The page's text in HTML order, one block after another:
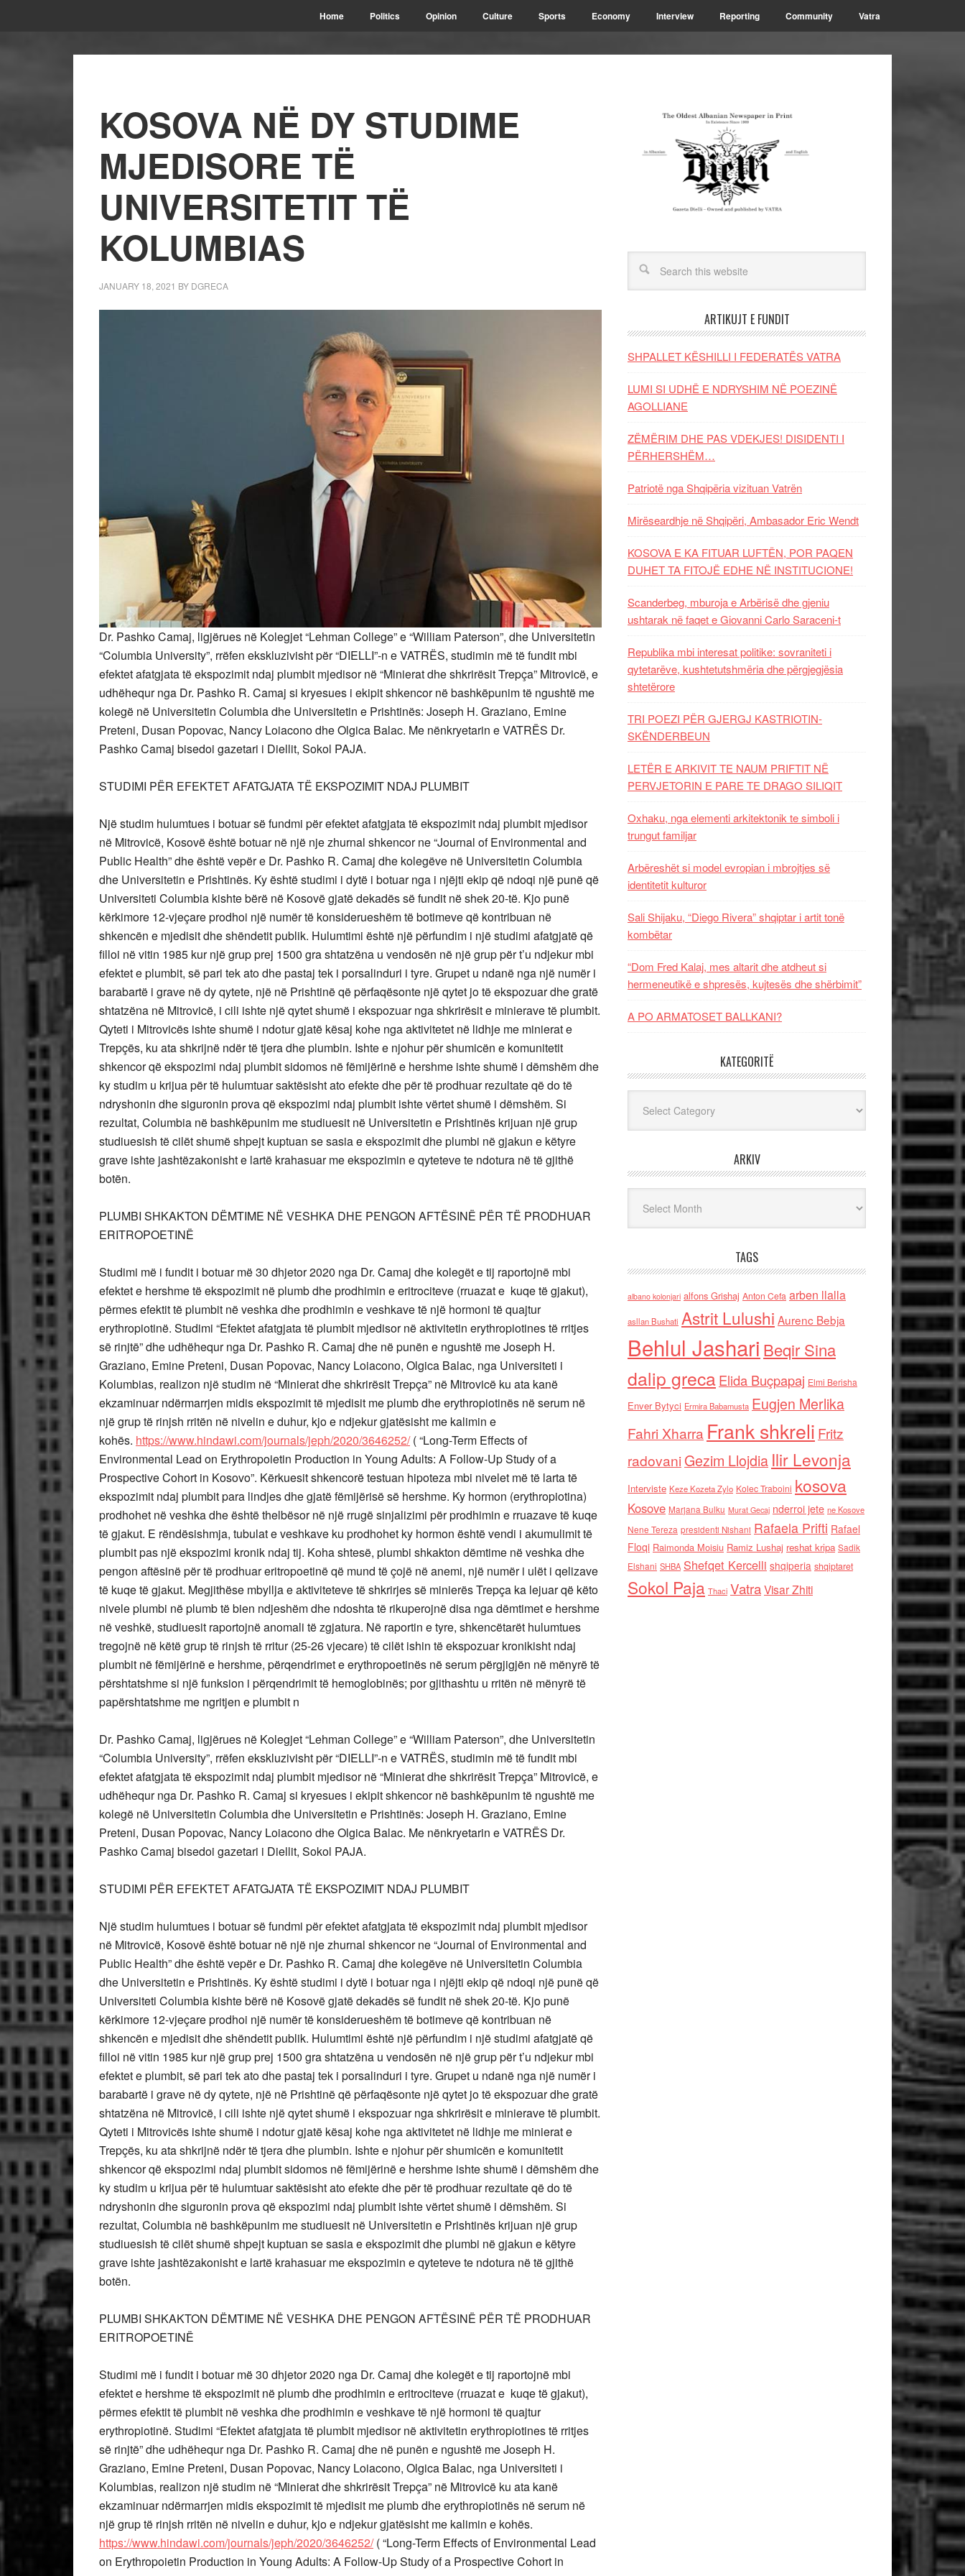
Home Politics Opinion Culture Sports Economy Interview Reporting Community Vatra
KOSOVA NË DY STUDIME
MJEDISORE TË
UNIVERSITETIT TË
KOLUMBIAS
JANUARY 18, 2021 BY DGRECA
Dr. Pashko Camaj, ligjërues në Kolegjet “Lehman College” e “William Paterson”, dhe Universitetin
“Columbia University”, rrëfen ekskluzivisht për “DIELLI”-n e VATRËS, studimin më të fundit mbi
efektet afatgjata të ekspozimit ndaj plumbit mjedisor në “Minierat dhe shkrirësit Trepça” Mitrovicë, e
udhëhequr nga Dr. Pashko R. Camaj si kryesues i ekipit shkencor në bashkëpunim të ngushtë me
kolegë në Universitetin Columbia dhe Universitetin e Prishtinës: Joseph H. Graziano, Emine
Preteni, Dusan Popovac, Nancy Loiacono dhe Olgica Balac. Me nënkryetarin e VATRËS Dr.
Pashko Camaj bisedoi gazetari i Diellit, Sokol PAJA.
STUDIMI PËR EFEKTET AFATGJATA TË EKSPOZIMIT NDAJ PLUMBIT
Një studim hulumtues i botuar së fundmi për efektet afatgjata të ekspozimit ndaj plumbit mjedisor
në Mitrovicë, Kosovë është botuar në një nje zhurnal shkencor ne “Journal of Environmental and
Public Health” dhe është vepër e Dr. Pashko R. Camaj dhe kolegëve në Universitetin Columbia
dhe Universitetin e Prishtinës. Ky është studimi i dytë i botuar nga i njëjti ekip që ndoqi një punë që
Universiteti Columbia kishte bërë në Kosovë gjatë dekadës së fundit në shek 20-të. Kjo punë
kërkimore 12-vjeçare prodhoi një numër të konsiderueshëm të botimeve që kontribuan në
shkencën e mjedisit dhe shëndetit publik. Hulumtimi është një përfundim i një studimi afatgjatë që
filloi në vitin 1985 kur një grup prej 1500 gra shtatzëna u vendosën në një grup për t’u ndjekur mbi
efektet e plumbit, së pari tek ato dhe pastaj tek i porsalinduri i tyre. Grupet u ndanë nga një numër i
barabartë i grave në dy qytete, një në Prishtinë që përfaqësonte një qytet jo të ekspozuar dhe gratë
shtatzëna në Mitrovicë, i cili ishte një qytet shumë i ekspozuar nga shkrirësit e minierave të plumbit.
Qyteti i Mitrovicës ishte shumë i ndotur gjatë kësaj kohe nga aktivitetet në lidhje me minierat e
Trepçës, ku ata shkrijnë ndër të tjera dhe plumbin. Ishte e njohur për shumicën e komunitetit
shkencor që ekspozimi ndaj plumbit sidomos në fëmijërinë e hershme ishte shumë i dëmshëm dhe
ky studim u krijua për të hulumtuar saktësisht ato efekte dhe për të prodhuar rezultate që do të
ndryshonin dhe siguronin prova që ekspozimi ndaj plumbit ishte vërtet shumë i dëmshëm. Si
rezultat, Columbia në bashkëpunim me studiuesit në Universitetin e Prishtinës krijuan një grup
studiuesish të cilët shumë shpejt kuptuan se sasia e ekspozimit dhe plumbi në gjakun e këtyre
grave ishte jashtëzakonisht e lartë krahasuar me ekspozimin e qyteteve te ndotura në të gjithë
botën.
PLUMBI SHKAKTON DËMTIME NË VESHKA DHE PENGON AFTËSINË PËR TË PRODHUAR
ERITROPOETINË
Studimi më i fundit i botuar më 30 dhjetor 2020 nga Dr. Camaj dhe kolegët e tij raportojnë mbi
efektet e hershme të ekspozimit në plumb dhe prodhimin e eritrociteve (rruazat e kuqe të gjakut),
përmes efektit të plumbit në veshka dhe prodhimin e veshkave të një hormoni të quajtur
erythropiotinë. Studimi “Efektet afatgjata të plumbit mjedisor në aktivitetin erythropiotines të rritjes
së rinjtë” dhe udhëhequr nga Dr. Pashko R. Camaj dhe në punën e ngushtë me Joseph H.
Graziano, Emine Preteni, Dusan Popovac, Nancy Loiacono, Olgica Balac, nga Universiteti i
Kolumbias, realizon një studim në “Minierat dhe shkrirësit Trepça” në Mitrovicë ku ata kanë
ekzaminuar ndërmarrjen midis ekspozimit të mjedisit me plumb dhe erythropiotinës në serum në
një grup të rinjsh rritën në nivelin e duhur, kjo e ndjekur gjatësisht me kalimin e
kohës. https://www.hindawi.com/journals/jeph/2020/3646252/( “Long-Term Effects of
Environmental Lead on Erythropoietin Production in Young Adults: A Follow-Up Study of a
Prospective Cohort in Kosovo”. Kërkuesit shkencorë testuan hipoteza mbi nivelet më të larta të
ekspozimit ndaj plumbit para lindjes dhe gjatë fëmijërisë së hershme. Ky hormon (erythropiotina)
prodhohet në veshka dhe është thelbësor në një rrugë sinjalizimi për prodhimin e rruazave të kuqe
të gjakut. E rëndësishmja, tubulat e veshkave ku prodhohet ky hormon është vendi i akumulimit të
plumbit pas një ekspozimi kronik ndaj tij. Koha shtesë, plumbi shkakton dëmtime në veshka dhe
pengon aftësinë për të prodhuar eritropoetinë që mund të çojë në anemi, një numër i ulët i qelizave
të kuqe të gjakut. Megjithëse mbyllja e aktiviteteve të shkrirjes së minierës Trepça ka lejuar që këto
nivele plumbi në plumb të bien ndjeshëm dhe ndoshta të rikuperojnë disa nga dëmtimet e hershme
në veshkë, studiuesit raportojnë anomali të zgjatura. Në raportin e tyre, shkencëtarët hulumtues
tregojnë në këtë grup të rinjsh të rritur (25-26 vjecare) të cilët ishin të ekspozuar kronikisht ndaj
plumbit në fëmijërinë e hershme, përqendrimet e erythropoetinës në serum përgjigjën në mënyrë të
përshtatshme si një funksion i përqendrimit të hemoglobinës; por gjithashtu u rritën në mënyrë të
papërshtatshme me ngritjen e plumbit n
Dr. Pashko Camaj, ligjërues në Kolegjet “Lehman College” e “William Paterson”, dhe Universitetin
“Columbia University”, rrëfen ekskluzivisht për “DIELLI”-n e VATRËS, studimin më të fundit mbi
efektet afatgjata të ekspozimit ndaj plumbit mjedisor në “Minierat dhe shkrirësit Trepça” Mitrovicë, e
udhëhequr nga Dr. Pashko R. Camaj si kryesues i ekipit shkencor në bashkëpunim të ngushtë me
kolegë në Universitetin Columbia dhe Universitetin e Prishtinës: Joseph H. Graziano, Emine
Preteni, Dusan Popovac, Nancy Loiacono dhe Olgica Balac. Me nënkryetarin e VATRËS Dr.
Pashko Camaj bisedoi gazetari i Diellit, Sokol PAJA.
STUDIMI PËR EFEKTET AFATGJATA TË EKSPOZIMIT NDAJ PLUMBIT
Një studim hulumtues i botuar së fundmi për efektet afatgjata të ekspozimit ndaj plumbit mjedisor
në Mitrovicë, Kosovë është botuar në një nje zhurnal shkencor ne “Journal of Environmental and
Public Health” dhe është vepër e Dr. Pashko R. Camaj dhe kolegëve në Universitetin Columbia
dhe Universitetin e Prishtinës. Ky është studimi i dytë i botuar nga i njëjti ekip që ndoqi një punë që
Universiteti Columbia kishte bërë në Kosovë gjatë dekadës së fundit në shek 20-të. Kjo punë
kërkimore 12-vjeçare prodhoi një numër të konsiderueshëm të botimeve që kontribuan në
shkencën e mjedisit dhe shëndetit publik. Hulumtimi është një përfundim i një studimi afatgjatë që
filloi në vitin 1985 kur një grup prej 1500 gra shtatzëna u vendosën në një grup për t’u ndjekur mbi
efektet e plumbit, së pari tek ato dhe pastaj tek i porsalinduri i tyre. Grupet u ndanë nga një numër i
barabartë i grave në dy qytete, një në Prishtinë që përfaqësonte një qytet jo të ekspozuar dhe gratë
shtatzëna në Mitrovicë, i cili ishte një qytet shumë i ekspozuar nga shkrirësit e minierave të plumbit.
Qyteti i Mitrovicës ishte shumë i ndotur gjatë kësaj kohe nga aktivitetet në lidhje me minierat e
Trepçës, ku ata shkrijnë ndër të tjera dhe plumbin. Ishte e njohur për shumicën e komunitetit
shkencor që ekspozimi ndaj plumbit sidomos në fëmijërinë e hershme ishte shumë i dëmshëm dhe
ky studim u krijua për të hulumtuar saktësisht ato efekte dhe për të prodhuar rezultate që do të
ndryshonin dhe siguronin prova që ekspozimi ndaj plumbit ishte vërtet shumë i dëmshëm. Si
rezultat, Columbia në bashkëpunim me studiuesit në Universitetin e Prishtinës krijuan një grup
studiuesish të cilët shumë shpejt kuptuan se sasia e ekspozimit dhe plumbi në gjakun e këtyre
grave ishte jashtëzakonisht e lartë krahasuar me ekspozimin e qyteteve te ndotura në të gjithë
botën.
PLUMBI SHKAKTON DËMTIME NË VESHKA DHE PENGON AFTËSINË PËR TË PRODHUAR
ERITROPOETINË
Studimi më i fundit i botuar më 30 dhjetor 2020 nga Dr. Camaj dhe kolegët e tij raportojnë mbi
efektet e hershme të ekspozimit në plumb dhe prodhimin e eritrociteve (rruazat e kuqe të gjakut),
përmes efektit të plumbit në veshka dhe prodhimin e veshkave të një hormoni të quajtur
erythropiotinë. Studimi “Efektet afatgjata të plumbit mjedisor në aktivitetin erythropiotines të rritjes
së rinjtë” dhe udhëhequr nga Dr. Pashko R. Camaj dhe në punën e ngushtë me Joseph H.
Graziano, Emine Preteni, Dusan Popovac, Nancy Loiacono, Olgica Balac, nga Universiteti i
Kolumbias, realizon një studim në “Minierat dhe shkrirësit Trepça” në Mitrovicë ku ata kanë
ekzaminuar ndërmarrjen midis ekspozimit të mjedisit me plumb dhe erythropiotinës në serum në
një grup të rinjsh rritën në nivelin e duhur, kjo e ndjekur gjatësisht me kalimin e kohës.
https://www.hindawi.com/journals/jeph/2020/3646252/( “Long-Term Effects of Environmental Lead
on Erythropoietin Production in Young Adults: A Follow-Up Study of a Prospective Cohort in
ARTIKUJT E FUNDIT
SHPALLET KËSHILLI I FEDERATËS VATRA
LUMI SI UDHË E NDRYSHIM NË POEZINË
AGOLLIANE
ZËMËRIM DHE PAS VDEKJES! DISIDENTI I
PËRHERSHËM…
Patriotë nga Shqipëria vizituan Vatrën
Mirëseardhje në Shqipëri, Ambasador Eric Wendt
KOSOVA E KA FITUAR LUFTËN, POR PAQEN
DUHET TA FITOJË EDHE NË INSTITUCIONE!
Scanderbeg, mburoja e Arbërisë dhe gjeniu
ushtarak në faqet e Giovanni Carlo Saraceni-t
Republika mbi interesat politike: sovraniteti i
qytetarëve, kushtetutshmëria dhe përgjegjësia
shtetërore
TRI POEZI PËR GJERGJ KASTRIOTIN-
SKËNDERBEUN
LETËR E ARKIVIT TE NAUM PRIFTIT NË
PERVJETORIN E PARE TE DRAGO SILIQIT
Oxhaku, nga elementi arkitektonik te simboli i
trungut familjar
Arbëreshët si model evropian i mbrojtjes së
identitetit kulturor
Sali Shijaku, “Diego Rivera” shqiptar i artit tonë
kombëtar
“Dom Fred Kalaj, mes altarit dhe atdheut si
hermeneutikë e shpresës, kujtesës dhe shërbimit”
A PO ARMATOSET BALLKANI?
KATEGORITË
ARKIV
TAGS
albano kolonjari alfons Grishaj Anton Cefa arben llalla
asllan Bushati Astrit Lulushi Aurenc Bebja
Behlul Jashari Beqir Sina
dalip grecaElida Buçpapaj Elmi Berisha
Enver Bytyci Ermira Babamusta Eugjen Merlika
Fahri Xharra Frank shkreli Fritz
radovaniGezim Llojdia Ilir Levonja
Interviste Keze Kozeta Zylo Kolec Traboini kosova
Kosove Marjana Bulku Murat Gecaj nderroi jete ne Kosove
Nene Tereza presidenti Nishani Rafaela Prifti Rafael
Floqi Raimonda Moisiu Ramiz Lushaj reshat kripa Sadik
Elshani SHBA Shefqet Kercelli shqiperia shqiptaret
Sokol Paja Thaci VatraVisar Zhiti